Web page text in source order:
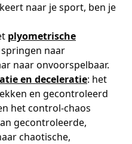
naar je sport, ben je
plyometrische
naar
naar onvoorspelbaar.
en deceleratie: het
en gecontroleerd
het control-chaos
gecontroleerde,
chaotische,